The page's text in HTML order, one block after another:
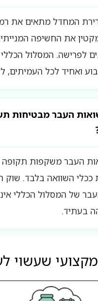
המחדל מתאים את
את החשיפה
לפרישה. המסלול
ואחיד לכל העמיתים,
העבר מבטיחות
העבר משקפות תקופה
השוואה בלבד. שוק
של המסלול הכללי
בעתיד.
שעשוי